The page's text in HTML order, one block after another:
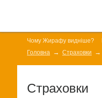
Чому Жирафу видніше?
Головна
Страховки
Страховки